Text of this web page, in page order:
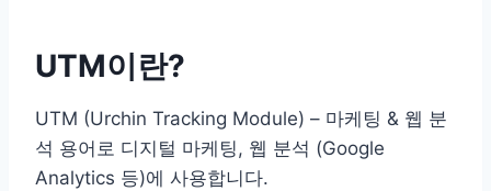
UTM이란?
UTM (Urchin Tracking Module) – 마케팅 & 웹 분
석 용어로 디지털 마케팅, 웹 분석 (Google
Analytics 등)에 사용합니다.